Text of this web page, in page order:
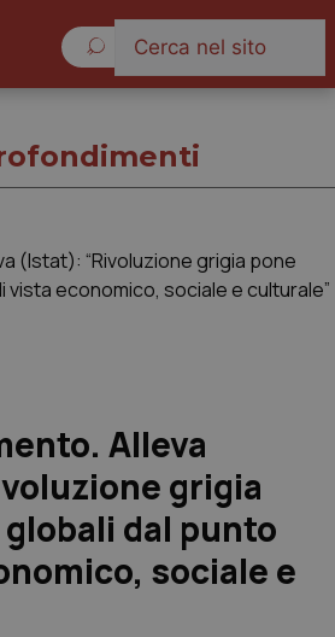
Alleva
grigia
dal punto
sociale e